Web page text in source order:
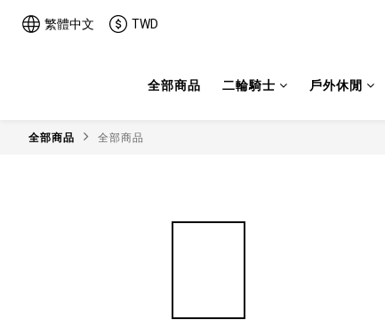
繁體中文 TWD
全部商品 二輪騎士 戶外休閒
全部商品 全部商品